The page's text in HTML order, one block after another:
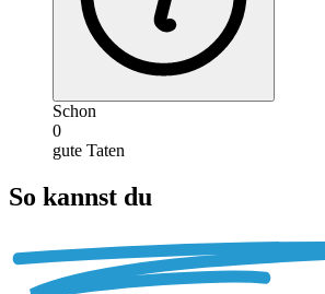
Schon
0
gute Taten
So kannst du